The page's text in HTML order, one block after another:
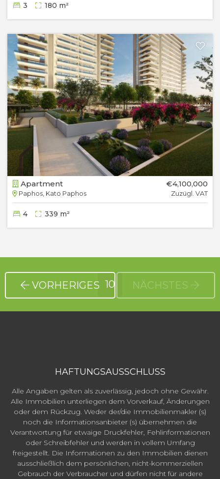
3 180 m²
Apartment
Paphos, Kato Paphos
€4,100,000
Zuzügl. VAT
4 339 m²
VORHERIGES 10 NÄCHSTES
HAFTUNGSAUSSCHLUSS
Alle Angaben gelten als zuverlässig, jedoch ohne Gewähr.
Alle Immobilien unterliegen dem Vorverkauf, Änderungen
oder dem Rückzug. Weder der/die Immobilienmakler (s)
noch die Informationsanbieter (s) übernehmen die
Verantwortung für etwaige Druckfehler, Fehlinformationen
oder Schreibfehler und werden in vollem Umfang
freigestellt. Die Informationen zu den Immobilien dienen
ausschließlich dem persönlichen, nicht-kommerziellen
Gebrauch der Verbraucher und dürfen nicht für andere